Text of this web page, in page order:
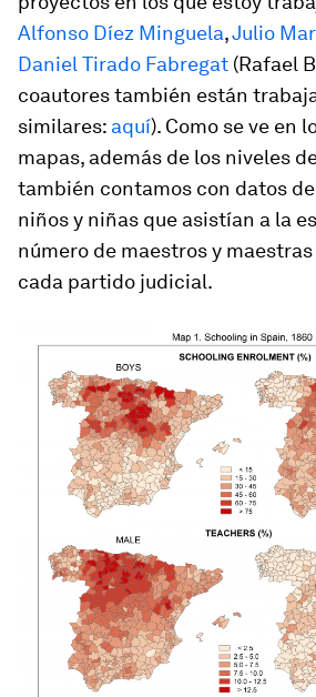
Alfonso Díez Minguela,Julio
Daniel Tirado Fabregat (Rafael
coautores también están
similares: aquí). Como se ve en
mapas, además de los niveles
también contamos con datos
niños y niñas que asistían a la
número de maestros y
cada partido judicial.